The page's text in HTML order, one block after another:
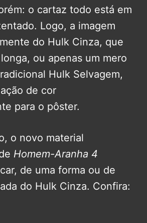
o cartaz todo está em
Logo, a imagem
do Hulk Cinza, que
ou apenas um mero
Hulk Selvagem,
de cor
para o pôster.
o novo material
Homem-Aranha 4
de uma forma ou de
do Hulk Cinza. Confira: